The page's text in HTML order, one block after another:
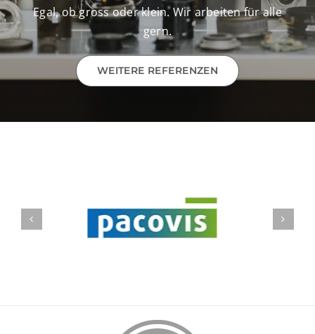
Egal, ob gross oder klein. Wir arbeiten für alle
gern.
WEITERE REFERENZEN